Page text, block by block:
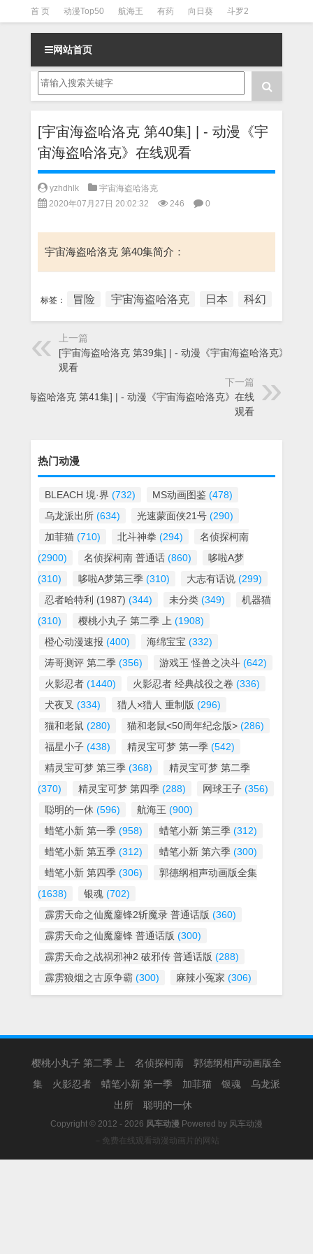
首 页 动漫Top50 航海王 有药 向日葵 斗罗2
斗罗3 火影 一拳超人 柯南 阴阳师 节目清单
网站首页
[宇宙海盗哈洛克 第40集] | - 动漫《宇
宙海盗哈洛克》在线观看
yzhdhlk
宇宙海盗哈洛克
2020年07月27日 20:02:32
246 0
宇宙海盗哈洛克 第40集简介：
标签： 冒险 宇宙海盗哈洛克 日本 科幻
上一篇
[宇宙海盗哈洛克 第39集] | - 动漫《宇宙海盗哈洛克》在线
观看
下一篇
[宇宙海盗哈洛克 第41集] | - 动漫《宇宙海盗哈洛克》在线
观看
热门动漫
BLEACH 境·界 (732) MS动画图鉴 (478)
乌龙派出所 (634) 光速蒙面侠21号 (290)
加菲猫 (710) 北斗神拳 (294)
名侦探柯南
(2900)
名侦探柯南 普通话 (860)
哆啦A梦
(310)
哆啦A梦第三季 (310) 大志有话说 (299)
忍者哈特利 (1987) (344) 未分类 (349)
机器猫
(310)
樱桃小丸子 第二季 上 (1908)
橙心动漫速报 (400) 海绵宝宝 (332)
涛哥测评 第二季 (356) 游戏王 怪兽之决斗 (642)
火影忍者 (1440) 火影忍者 经典战役之卷 (336)
犬夜叉 (334) 猎人×猎人 重制版 (296)
猫和老鼠 (280) 猫和老鼠<50周年纪念版> (286)
福星小子 (438) 精灵宝可梦 第一季 (542)
精灵宝可梦 第三季 (368)
精灵宝可梦 第二季
(370)
精灵宝可梦 第四季 (288) 网球王子 (356)
聪明的一休 (596) 航海王 (900)
蜡笔小新 第一季 (958) 蜡笔小新 第三季 (312)
蜡笔小新 第五季 (312) 蜡笔小新 第六季 (300)
蜡笔小新 第四季 (306)
郭德纲相声动画版全集
(1638)
银魂 (702)
霹雳天命之仙魔鏖锋2斩魔录 普通话版 (360)
霹雳天命之仙魔鏖锋 普通话版 (300)
霹雳天命之战祸邪神2 破邪传 普通话版 (288)
霹雳狼烟之古原争霸 (300) 麻辣小冤家 (306)
樱桃小丸子 第二季 上 名侦探柯南
郭德纲相声动画版全
集
火影忍者 蜡笔小新 第一季 加菲猫 银魂
乌龙派
出所
聪明的一休
Copyright © 2012 - 2026 风车动漫 Powered by 风车动漫
－免费在线观看动漫动画片的网站